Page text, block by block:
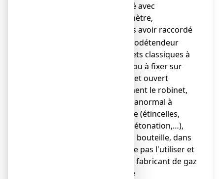
intégré avec
débitmètre,
ou après avoir raccordé
le manodétendeur
(robinets classiques à
visser ou à fixer sur
étrier) et ouvert
lentement le robinet,
● en cas de phénomène anormal à
l'ouverture de la bouteille (étincelles,
crépitement, flammes, détonation,…),
refermer le robinet de la bouteille, dans
la mesure du possible, ne pas l'utiliser et
retourner la bouteille au fabricant de gaz
médicinal en signalant le